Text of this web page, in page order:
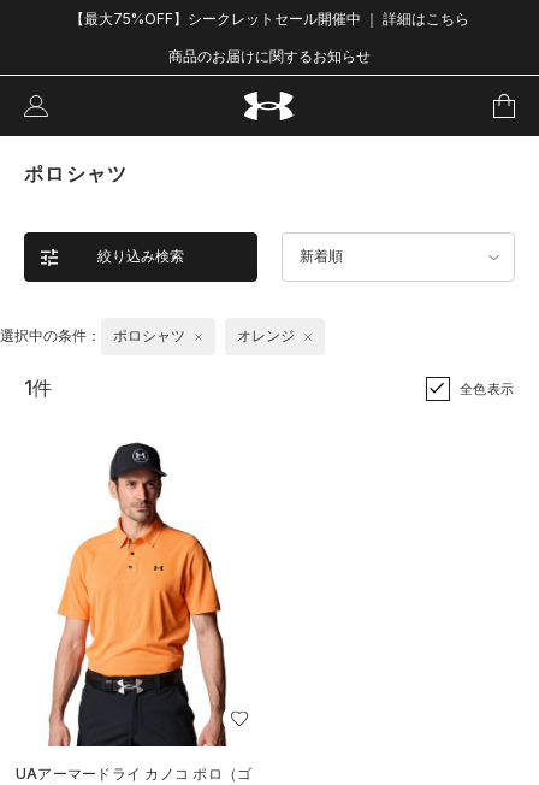
【最大75%OFF】シークレットセール開催中 ｜ 詳細はこちら
商品のお届けに関するお知らせ
ポロシャツ
絞り込み検索 新着順
選択中の条件： ポロシャツ オレンジ
1件 全色表示
UAアーマードライ カノコ ポロ（ゴ